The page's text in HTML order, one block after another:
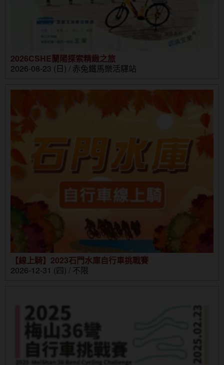
2026CSHE蘭陽探索精緻之旅
2026-08-23 (日) / 赤兔鐵馬樂活驛站
【線上騎】2023石門水庫自行車挑戰賽
2026-12-31 (四) / 不限